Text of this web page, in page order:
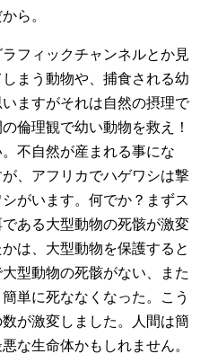
ら。
フィックチャンネルとか見
まう動物や、捕食される幼
ますがそれは自然の摂理で
倫理観で幼い動物を救え！
不自然が産まれる事にな
、アフリカでハゲワシは撃
がいます。何でか？まずス
ある大型動物の死骸が激変
は、大型動物を保護すると
型動物の死骸がない、また
単に死ななくなった。こう
が激変しました。人間は簡
な生命体かもしれません。